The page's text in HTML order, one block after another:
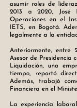
asumir roles de
2013 a 2020, José
Operaciones en el
IETS, en Bogotá.
legalmente a la
Anteriormente, entre
Asesor de Presidencia
Liquidación, una
tiempo, reportó
Además, trabajó
Financiera en el
La experiencia